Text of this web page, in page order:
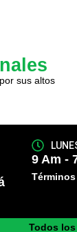
sus altos
9 Am -
Todos